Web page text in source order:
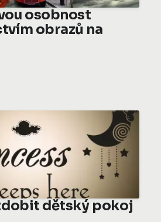
osobnost
obrazů na
dětský pokoj